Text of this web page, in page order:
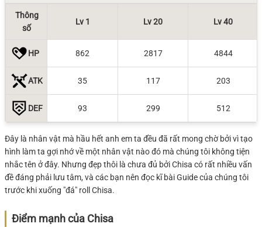
Thông
số
Lv 1 Lv 20 Lv 40
HP 862 2817 4844
ATK 35 117 203
DEF 93 299 512
Đây là nhân vật mà hầu hết anh em ta đều đã rất mong chờ bởi vì tạo
hình làm ta gợi nhớ về một nhân vật nào đó mà chúng tôi không tiện
nhắc tên ở đây. Nhưng đẹp thôi là chưa đủ bởi Chisa có rất nhiều vấn
đề đáng phải lưu tâm, và các bạn nên đọc kĩ bài Guide của chúng tôi
trước khi xuống "đá" roll Chisa.
Điểm mạnh của Chisa